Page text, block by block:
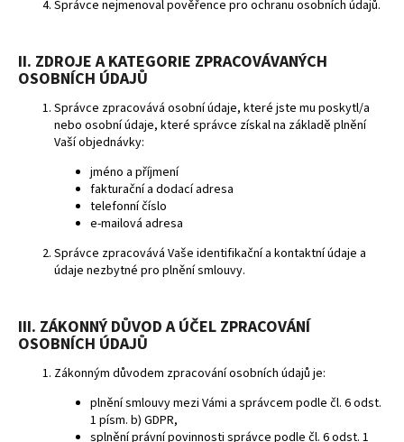
Správce nejmenoval pověřence pro ochranu osobních údajů.
II. ZDROJE A KATEGORIE ZPRACOVÁVANÝCH
OSOBNÍCH ÚDAJŮ
Správce zpracovává osobní údaje, které jste mu poskytl/a
nebo osobní údaje, které správce získal na základě plnění
Vaší objednávky:
jméno a příjmení
fakturační a dodací adresa
telefonní číslo
e-mailová adresa
Správce zpracovává Vaše identifikační a kontaktní údaje a
údaje nezbytné pro plnění smlouvy.
III. ZÁKONNÝ DŮVOD A ÚČEL ZPRACOVÁNÍ
OSOBNÍCH ÚDAJŮ
Zákonným důvodem zpracování osobních údajů je:
plnění smlouvy mezi Vámi a správcem podle čl. 6 odst.
1 písm. b) GDPR,
splnění právní povinnosti správce podle čl. 6 odst. 1
o
r
DĚTSKÉ
HŘIŠTĚ
13
800
Kč